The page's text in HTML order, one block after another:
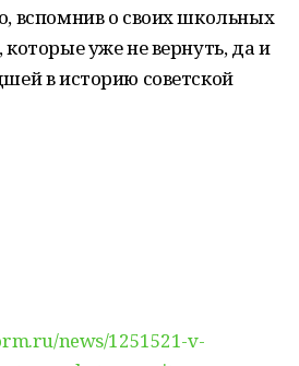
вспомнив о своих школьных
которые уже не вернуть, да и
в историю советской
news/1251521-v-